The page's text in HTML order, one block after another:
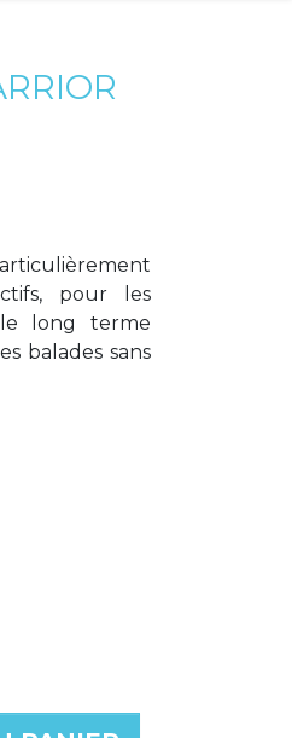
pour les
long terme
balades sans